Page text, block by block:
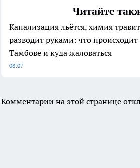
Читайте
Канализация льётся, химия
разводит руками: что происходит
Тамбове и куда жаловаться
08:07
Комментарии на этой странице